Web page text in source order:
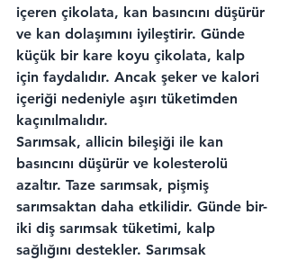
içeren çikolata, kan basıncını düşürür
ve kan dolaşımını iyileştirir. Günde
küçük bir kare koyu çikolata, kalp
için faydalıdır. Ancak şeker ve kalori
içeriği nedeniyle aşırı tüketimden
kaçınılmalıdır.
Sarımsak, allicin bileşiği ile kan
basıncını düşürür ve kolesterolü
azaltır. Taze sarımsak, pişmiş
sarımsaktan daha etkilidir. Günde bir-
iki diş sarımsak tüketimi, kalp
sağlığını destekler. Sarımsak